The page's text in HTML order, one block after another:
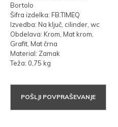
Bortolo
Šifra izdelka: FB.TIMEQ
Izvedba: Na ključ, cilinder, wc
Obdelava: Krom, Mat krom,
Grafit, Mat črna
Material: Zamak
Teža: 0,75 kg
POŠLJI POVPRAŠEVANJE